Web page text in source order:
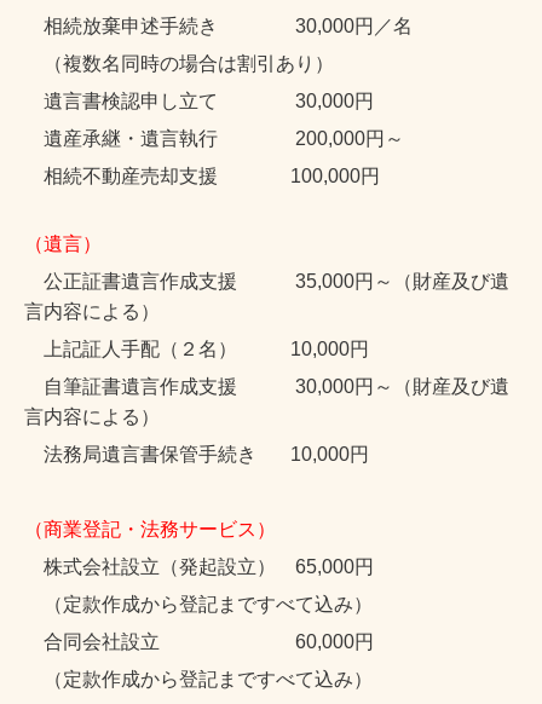
相続放棄申述手続き 30,000円／名
（複数名同時の場合は割引あり）
遺言書検認申し立て 30,000円
遺産承継・遺言執行 200,000円～
相続不動産売却支援 100,000円
（遺言）
公正証書遺言作成支援 35,000円～（財産及び遺
言内容による）
上記証人手配（２名） 10,000円
自筆証書遺言作成支援 30,000円～
（財産及び遺
言内容による）
法務局遺言書保管手続き 10,000円
（商業登記・法務サービス）
株式会社設立（発起設立） 65,000円
（定款作成から登記まですべて込み）
合同会社設立 60,000円
（定款作成から登記まですべて込み）